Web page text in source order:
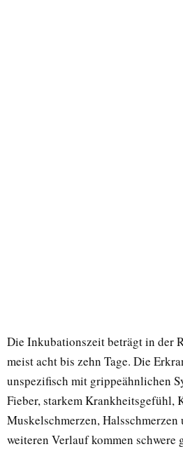
Die Inkubationszeit beträgt in der
meist acht bis zehn Tage. Die
unspezifisch mit grippeähnlichen
Fieber, starkem Krankheitsgefühl,
Muskelschmerzen,
weiteren Verlauf kommen schwere